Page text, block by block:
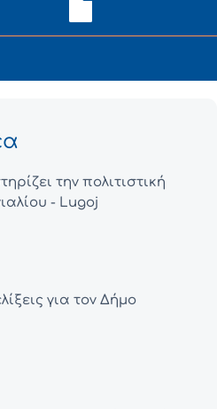
την πολιτιστική
- Lugoj
για τον Δήμο